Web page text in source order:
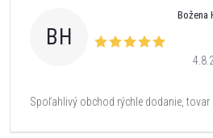
BH
Božena
Spoľahlivý obchod rýchle dodanie, tovar